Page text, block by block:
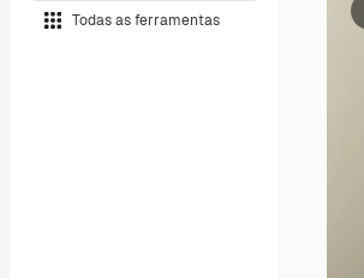
Todas as ferramentas